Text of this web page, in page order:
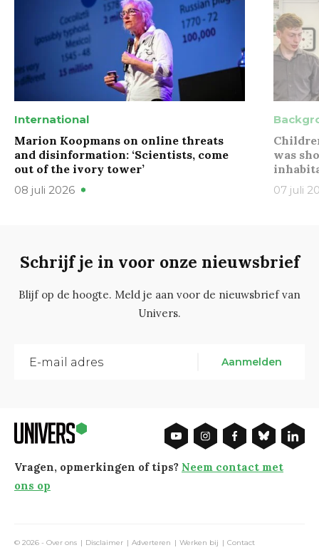
International
Marion Koopmans on online threats
and disinformation: ‘Scientists, come
out of the ivory tower’
08 juli 2026
was
07 juli
Schrijf je in voor onze nieuwsbrief
Blijf op de hoogte. Meld je aan voor de nieuwsbrief van
Univers.
Aanmelden
Vragen, opmerkingen of tips? Neem contact met
ons op
© 2026 - Over ons Disclaimer Adverteren Werken bij Contact